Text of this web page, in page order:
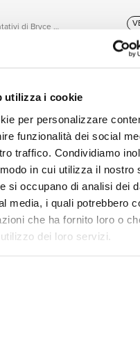
utilizza i cookie
per personalizzare
funzionalità dei social
traffico. Condividiamo
in cui utilizza il nostro
si occupano di analisi dei
media, i quali potrebbero
che ha fornito loro o
dei loro servizi.
I singoli più rappresentativi di Bryce Dessner, tra successi storici e nuove uscite.
KATIA
DAVID
Digitale
DOMANI LA
SONORA
DA BRYCE
DESSNER
nuovo film di
un dramma